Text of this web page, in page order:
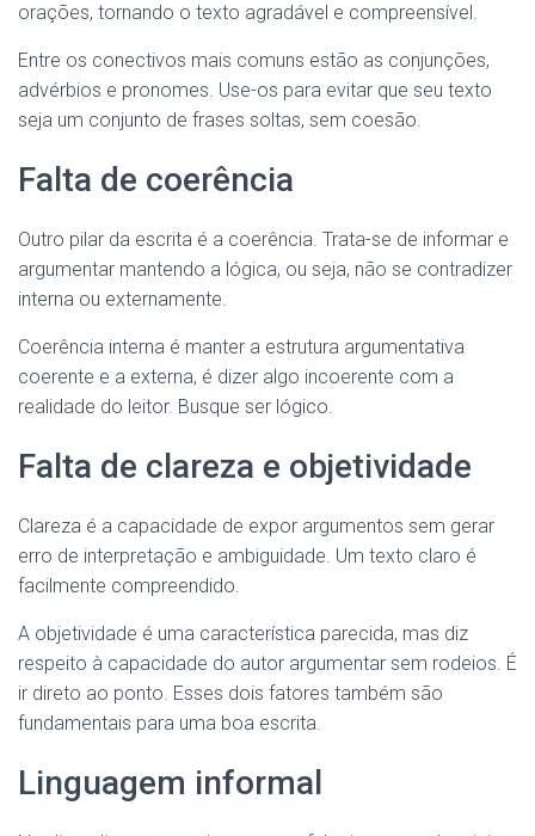
orações, tornando o texto agradável e compreensível.
Entre os conectivos mais comuns estão as conjunções,
advérbios e pronomes. Use-os para evitar que seu texto
seja um conjunto de frases soltas, sem coesão.
Falta de coerência
Outro pilar da escrita é a coerência. Trata-se de informar e
argumentar mantendo a lógica, ou seja, não se contradizer
interna ou externamente.
Coerência interna é manter a estrutura argumentativa
coerente e a externa, é dizer algo incoerente com a
realidade do leitor. Busque ser lógico.
Falta de clareza e objetividade
Clareza é a capacidade de expor argumentos sem gerar
erro de interpretação e ambiguidade. Um texto claro é
facilmente compreendido.
A objetividade é uma característica parecida, mas diz
respeito à capacidade do autor argumentar sem rodeios. É
ir direto ao ponto. Esses dois fatores também são
fundamentais para uma boa escrita.
Linguagem informal